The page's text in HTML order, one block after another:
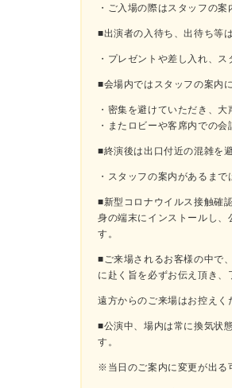
・ご入場の際はスタッフの
■出演者の入待ち、出待ち等
・プレゼントや差し入れ、
■会場内ではスタッフの案内
・密集を避けていただき、
・またロビーや客席内での会
■終演後は出口付近の混雑を
・スタッフの案内があるま
■新型コロナウイルス接触確
身の端末にインストールし、
す。
■ご来場されるお客様の中で
に赴く旨を必ずお伝え頂き、
遠方からのご来場はお控えく
■公演中、場内は常に換気状
す。
※当日のご案内に変更が出る